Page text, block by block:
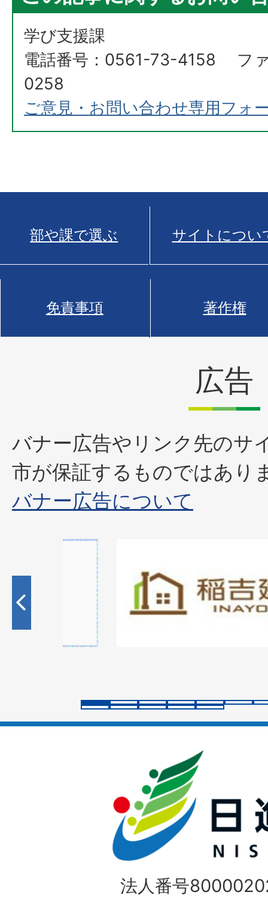
学び支援課
電話番号：0561-73-4158 フ
0258
ご意見・お問い合わせ専用フォ
部や課で選ぶ サイトについ
免責事項 著作権
広告
バナー広告やリンク先のサ
市が保証するものではあり
バナー広告について
枚
目
ラ
イ
法人番号